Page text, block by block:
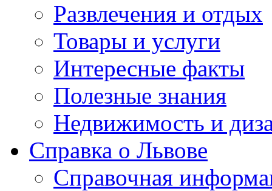
Развлечения и отдых
Товары и услуги
Интересные факты
Полезные знания
Недвижимость и
Справка о Львове
Справочная